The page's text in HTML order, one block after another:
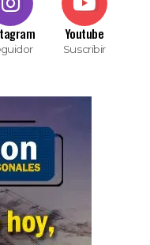
Youtube
Suscribir